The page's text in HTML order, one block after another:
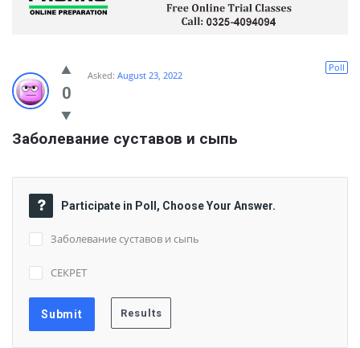
0
Poll
Asked: August 23, 2022
Заболевание суставов и сыпь
Participate in Poll, Choose Your Answer.
Заболевание суставов и сыпь
СЕКРЕТ